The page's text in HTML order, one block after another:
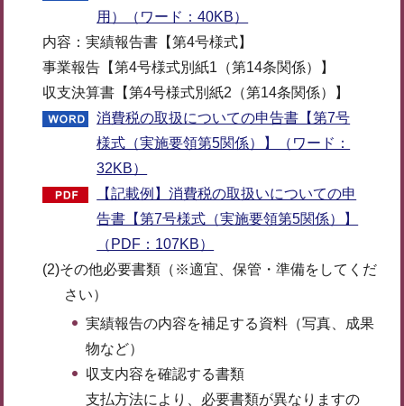
用）（ワード：40KB）
内容：実績報告書【第4号様式】
事業報告【第4号様式別紙1（第14条関係）】
収支決算書【第4号様式別紙2（第14条関係）】
消費税の取扱についての申告書【第7号
様式（実施要領第5関係）】（ワード：
32KB）
【記載例】消費税の取扱いについての申
告書【第7号様式（実施要領第5関係）】
（PDF：107KB）
(2)その他必要書類（※適宜、保管・準備をしてくだ
さい）
実績報告の内容を補足する資料（写真、成果
物など）
収支内容を確認する書類
支払方法により、必要書類が異なりますの